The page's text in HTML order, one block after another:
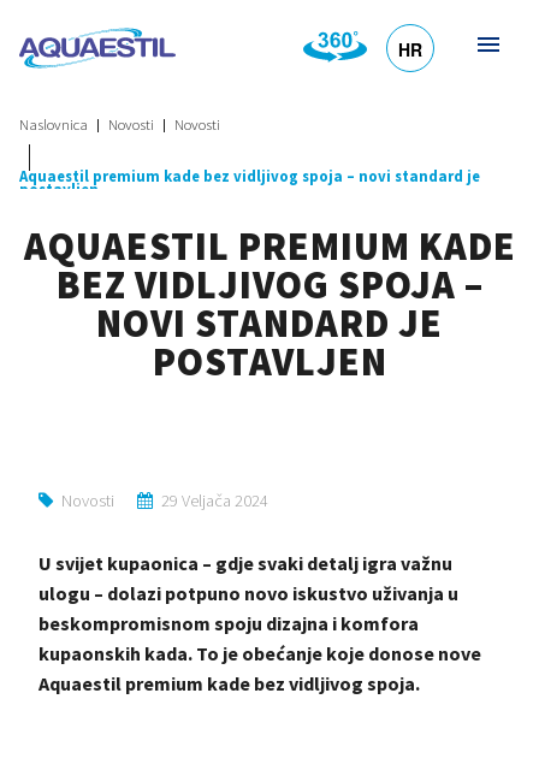
HR
Naslovnica Novosti Novosti
Aquaestil premium kade bez vidljivog spoja – novi standard je
postavljen
AQUAESTIL PREMIUM KADE
BEZ VIDLJIVOG SPOJA –
NOVI STANDARD JE
POSTAVLJEN
Novosti 29 Veljača 2024
U svijet kupaonica – gdje svaki detalj igra važnu
ulogu – dolazi potpuno novo iskustvo uživanja u
beskompromisnom spoju dizajna i komfora
kupaonskih kada. To je obećanje koje donose nove
Aquaestil premium kade bez vidljivog spoja.